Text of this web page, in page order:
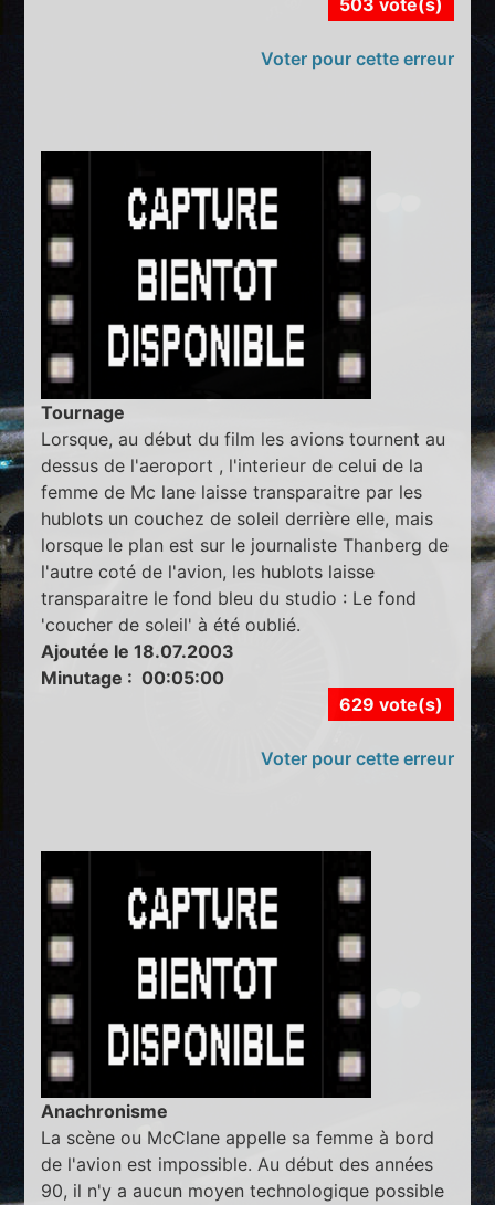
Voter pour cette erreur
Tournage
Lorsque, au début du film les avions tournent au
dessus de l'aeroport , l'interieur de celui de la
femme de Mc lane laisse transparaitre par les
hublots un couchez de soleil derrière elle, mais
lorsque le plan est sur le journaliste Thanberg de
l'autre coté de l'avion, les hublots laisse
transparaitre le fond bleu du studio : Le fond
'coucher de soleil' à été oublié.
Ajoutée le 18.07.2003
Minutage : 00:05:00
629 vote(s)
Voter pour cette erreur
Anachronisme
La scène ou McClane appelle sa femme à bord
de l'avion est impossible. Au début des années
90, il n'y a aucun moyen technologique possible